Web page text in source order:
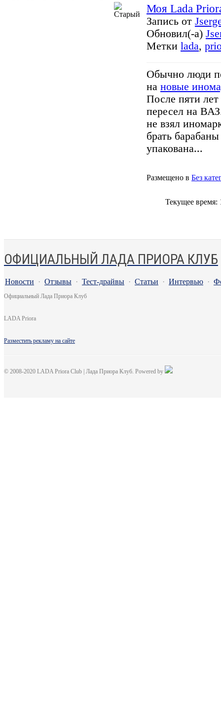
Моя Lada
Запись от
Обновил(-а)
Метки lada,
Обычно люди
на новые
После пяти
пересел на
не взял
брать
упакована...
Размещено в Без
Текущее время:
ОФИЦИАЛЬНЫЙ ЛАДА ПРИОРА КЛУБ
Новости · Отзывы · Тест-драйвы · Статьи · Интервью ·
Официальный Лада Приора Клуб
LADA Priora
Разместить рекламу на сайте
© 2008-2020 LADA Priora Club | Лада Приора Клуб. Powered by